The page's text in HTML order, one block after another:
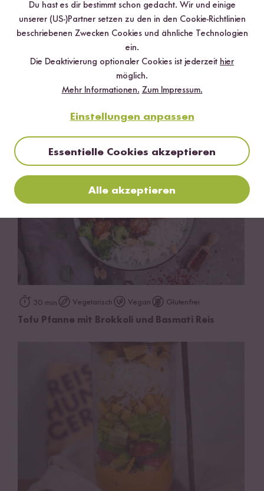
Vegetarisch Vegan
Marinierte Tofu-Spieße mit Erdnuss-Sauce
30 min Vegetarisch Vegan Glutenfrei
Tofu Pfanne mit Brokkoli und Basmati Reis
Du hast es dir bestimmt schon gedacht. Wir und einige
unserer (US-)Partner setzen zu den in den Cookie-Richtlinien
beschriebenen Zwecken Cookies und ähnliche Technologien
ein.
Die Deaktivierung optionaler Cookies ist jederzeit hier
möglich.
Mehr Informationen. Zum Impressum.
Einstellungen anpassen
Essentielle Cookies akzeptieren
Alle akzeptieren